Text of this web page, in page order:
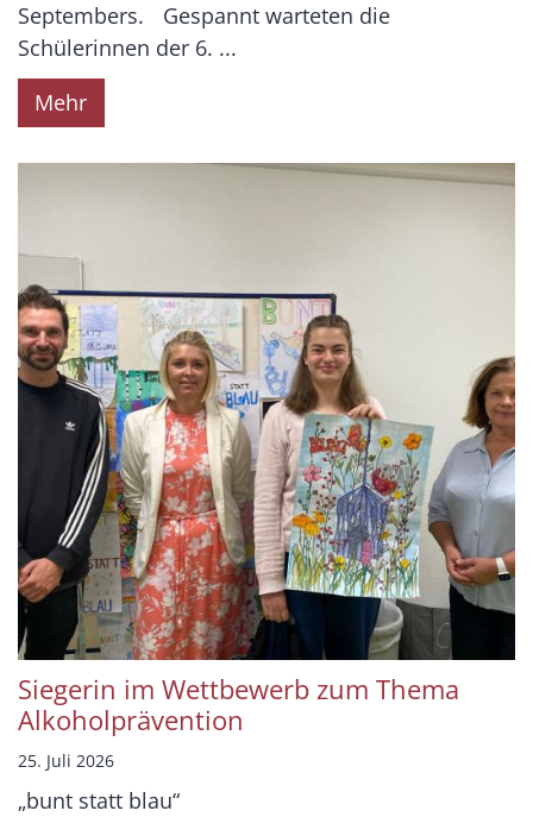
Septembers. Gespannt warteten die
Schülerinnen der 6. ...
Mehr
Siegerin im Wettbewerb zum Thema
Alkoholprävention
25. Juli 2026
„bunt statt blau“